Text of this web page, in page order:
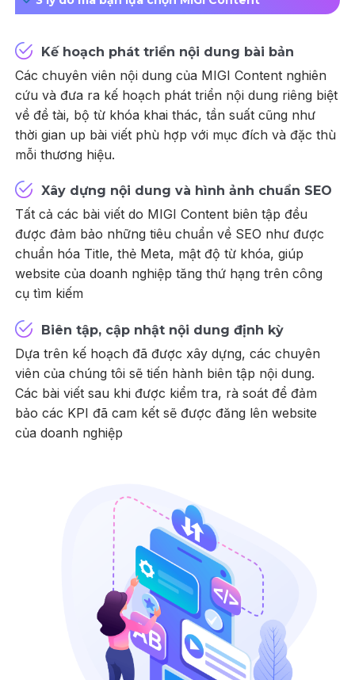
Kế hoạch phát triển nội dung bài bản
Các chuyên viên nội dung của MIGI Content nghiên
cứu và đưa ra kế hoạch phát triển nội dung riêng biệt
về đề tài, bộ từ khóa khai thác, tần suất cũng như
thời gian up bài viết phù hợp với mục đích và đặc thù
mỗi thương hiệu.
Xây dựng nội dung và hình ảnh chuẩn SEO
Tất cả các bài viết do MIGI Content biên tập đều
được đảm bảo những tiêu chuẩn về SEO như được
chuẩn hóa Title, thẻ Meta, mật độ từ khóa, giúp
website của doanh nghiệp tăng thứ hạng trên công
cụ tìm kiếm
Biên tập, cập nhật nội dung định kỳ
Dựa trên kế hoạch đã được xây dựng, các chuyên
viên của chúng tôi sẽ tiến hành biên tập nội dung.
Các bài viết sau khi được kiểm tra, rà soát để đảm
bảo các KPI đã cam kết sẽ được đăng lên website
của doanh nghiệp